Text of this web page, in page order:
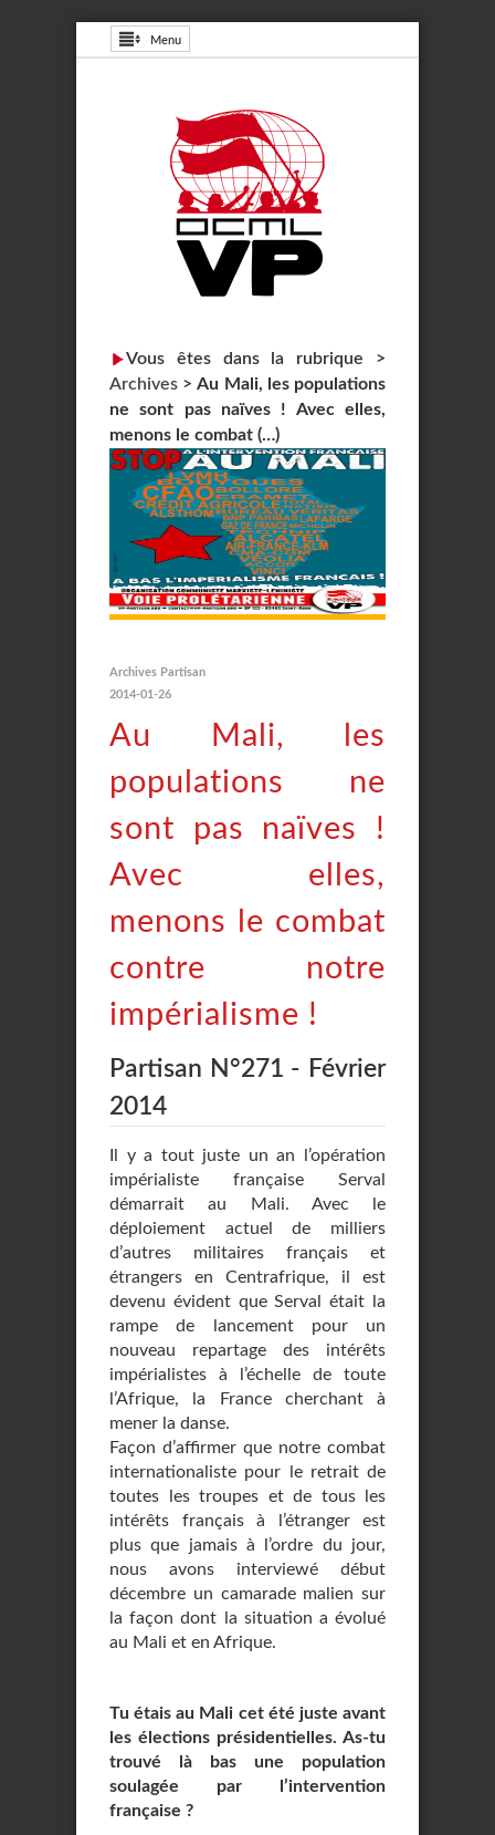
Menu
Vous êtes dans la rubrique >
Archives >Au Mali, les populations
ne sont pas naïves ! Avec elles,
menons le combat (…)
Archives Partisan
2014-01-26
Au Mali, les
populations ne
sont pas naïves !
Avec elles,
menons le combat
contre notre
impérialisme !
Partisan N°271 - Février
2014
Il y a tout juste un an l’opération
impérialiste française Serval
démarrait au Mali. Avec le
déploiement actuel de milliers
d’autres militaires français et
étrangers en Centrafrique, il est
devenu évident que Serval était la
rampe de lancement pour un
nouveau repartage des intérêts
impérialistes à l’échelle de toute
l’Afrique, la France cherchant à
mener la danse.
Façon d’affirmer que notre combat
internationaliste pour le retrait de
toutes les troupes et de tous les
intérêts français à l’étranger est
plus que jamais à l’ordre du jour,
nous avons interviewé début
décembre un camarade malien sur
la façon dont la situation a évolué
au Mali et en Afrique.
Tu étais au Mali cet été juste avant
les élections présidentielles. As-tu
trouvé là bas une population
soulagée par l’intervention
française ?